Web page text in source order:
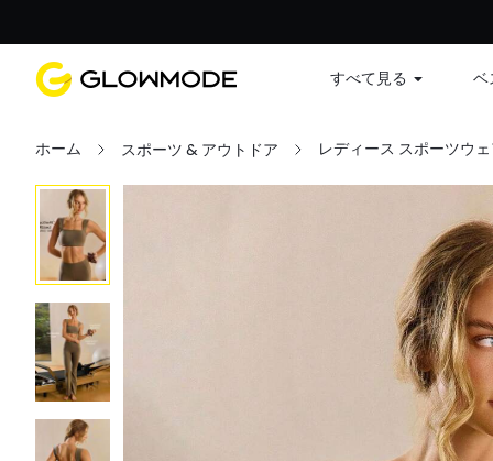
すべて見る ベ
ホーム スポーツ & アウトドア レディース スポーツウ